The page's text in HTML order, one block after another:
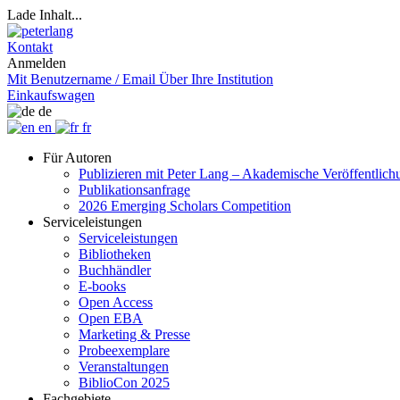
Lade Inhalt...
Kontakt
Anmelden
Mit Benutzername / Email Über Ihre Institution
Einkaufswagen
de
en
fr
Für Autoren
Publizieren mit Peter Lang – Akademische
Publikationsanfrage
2026 Emerging Scholars Competition
Serviceleistungen
Serviceleistungen
Bibliotheken
Buchhändler
E-books
Open Access
Open EBA
Marketing & Presse
Probeexemplare
Veranstaltungen
BiblioCon 2025